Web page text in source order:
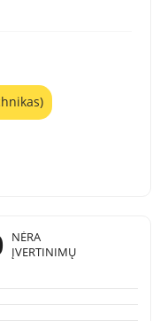
NĖRA
ĮVERTINIMŲ